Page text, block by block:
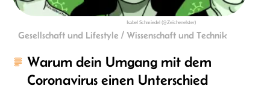
Isabel Schmiedel (@Zeichenelster)
Gesellschaft und Lifestyle / Wissenschaft und Technik
Warum dein Umgang mit dem
Coronavirus einen Unterschied